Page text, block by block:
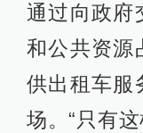
通过向政府
和公共资源
供出租车服
场。“只有